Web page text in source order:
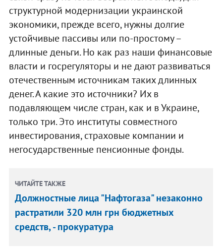
структурной модернизации украинской
экономики, прежде всего, нужны долгие
устойчивые пассивы или по-простому –
длинные деньги. Но как раз наши финансовые
власти и госрегуляторы и не дают развиваться
отечественным источникам таких длинных
денег. А какие это источники? Их в
подавляющем числе стран, как и в Украине,
только три. Это институты совместного
инвестирования, страховые компании и
негосударственные пенсионные фонды.
ЧИТАЙТЕ ТАКЖЕ
Должностные лица "Нафтогаза" незаконно
растратили 320 млн грн бюджетных
средств, - прокуратура